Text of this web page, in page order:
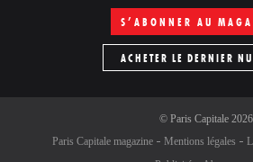
S’ABONNER AU
ACHETER LE DERNIER
© Paris Capitale2026
Paris Capitale magazine
Mentions légales